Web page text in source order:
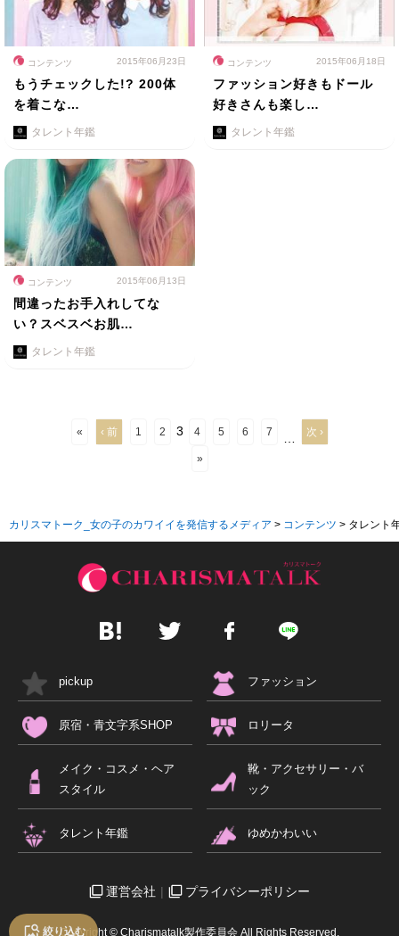
絞り込む
コンテンツ 2015年06月23日
もうチェックした!? 200体
を着こな…
タレント年鑑
コンテンツ 2015年06月18日
ファッション好きもドール
好きさんも楽し…
タレント年鑑
コンテンツ 2015年06月13日
間違ったお手入れしてな
い？スベスベお肌…
タレント年鑑
« ‹ 前 1 2 3 4 5 6 7 次 ›
»
カリスマトーク_女の子のカワイイを発信するメディア > コンテンツ > タレント
pickup ファッション
原宿・青文字系SHOP ロリータ
メイク・コスメ・ヘア
スタイル
靴・アクセサリー・バ
ック
タレント年鑑 ゆめかわいい
運営会社 プライバシーポリシー
Copyright © Charismatalk製作委員会 All Rights Reserved.